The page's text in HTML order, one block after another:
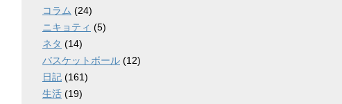
コラム (24)
ニキョティ (5)
ネタ (14)
バスケットボール (12)
日記 (161)
生活 (19)